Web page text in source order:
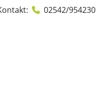
02542/954230